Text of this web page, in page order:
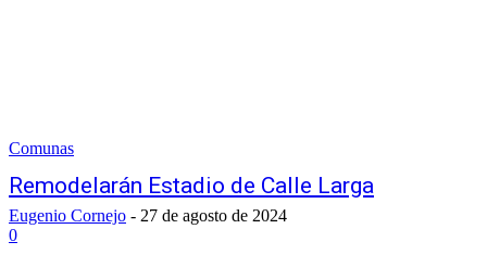
Comunas
Remodelarán Estadio de Calle Larga
Eugenio Cornejo - 27 de agosto de 2024
0